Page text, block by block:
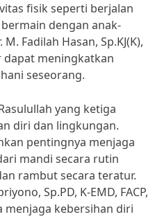
fisik seperti berjalan
dengan anak-
Fadilah Hasan, Sp.KJ(K),
meningkatkan
seseorang.
yang ketiga
diri dan lingkungan.
pentingnya menjaga
mandi secara rutin
rambut secara teratur.
Sp.PD, K-EMD, FACP,
menjaga kebersihan diri